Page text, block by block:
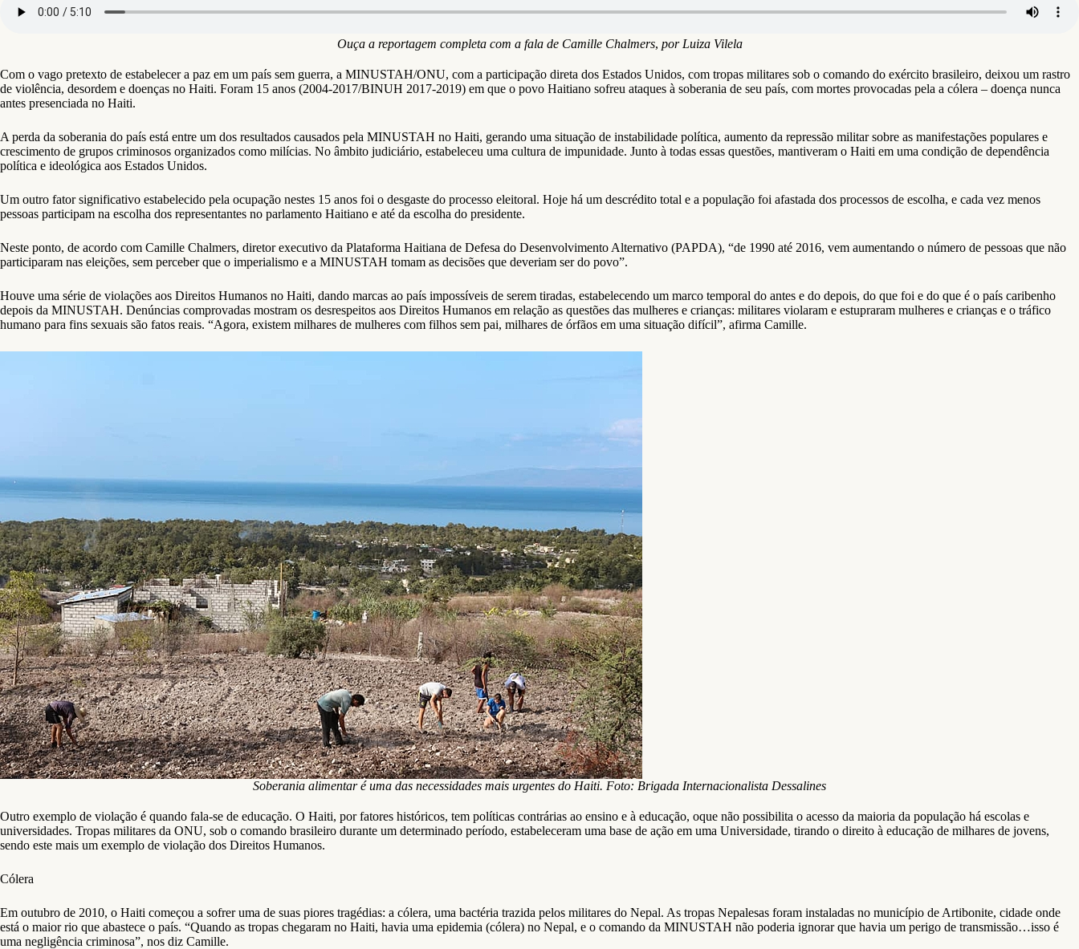
Ouça a reportagem completa com a fala de Camille Chalmers, por Luiza Vilela
Com o vago pretexto de estabelecer a paz em um país sem guerra, a MINUSTAH/ONU, com a participação direta dos Estados Unidos, com tropas militares sob o comando do exército brasileiro, deixou um rastro
de violência, desordem e doenças no Haiti. Foram 15 anos (2004-2017/BINUH 2017-2019) em que o povo Haitiano sofreu ataques à soberania de seu país, com mortes provocadas pela a cólera – doença nunca
antes presenciada no Haiti.
A perda da soberania do país está entre um dos resultados causados pela MINUSTAH no Haiti, gerando uma situação de instabilidade política, aumento da repressão militar sobre as manifestações populares e
crescimento de grupos criminosos organizados como milícias. No âmbito judiciário, estabeleceu uma cultura de impunidade. Junto à todas essas questões, mantiveram o Haiti em uma condição de dependência
política e ideológica aos Estados Unidos.
Um outro fator significativo estabelecido pela ocupação nestes 15 anos foi o desgaste do processo eleitoral. Hoje há um descrédito total e a população foi afastada dos processos de escolha, e cada vez menos
pessoas participam na escolha dos representantes no parlamento Haitiano e até da escolha do presidente.
Neste ponto, de acordo com Camille Chalmers, diretor executivo da Plataforma Haitiana de Defesa do Desenvolvimento Alternativo (PAPDA), “de 1990 até 2016, vem aumentando o número de pessoas que não
participaram nas eleições, sem perceber que o imperialismo e a MINUSTAH tomam as decisões que deveriam ser do povo”.
Houve uma série de violações aos Direitos Humanos no Haiti, dando marcas ao país impossíveis de serem tiradas, estabelecendo um marco temporal do antes e do depois, do que foi e do que é o país caribenho
depois da MINUSTAH. Denúncias comprovadas mostram os desrespeitos aos Direitos Humanos em relação as questões das mulheres e crianças: militares violaram e estupraram mulheres e crianças e o tráfico
humano para fins sexuais são fatos reais. “Agora, existem milhares de mulheres com filhos sem pai, milhares de órfãos em uma situação difícil”, afirma Camille.
Soberania alimentar é uma das necessidades mais urgentes do Haiti. Foto: Brigada Internacionalista Dessalines
Outro exemplo de violação é quando fala-se de educação. O Haiti, por fatores históricos, tem políticas contrárias ao ensino e à educação, oque não possibilita o acesso da maioria da população há escolas e
universidades. Tropas militares da ONU, sob o comando brasileiro durante um determinado período, estabeleceram uma base de ação em uma Universidade, tirando o direito à educação de milhares de jovens,
sendo este mais um exemplo de violação dos Direitos Humanos.
Cólera
Em outubro de 2010, o Haiti começou a sofrer uma de suas piores tragédias: a cólera, uma bactéria trazida pelos militares do Nepal. As tropas Nepalesas foram instaladas no município de Artibonite, cidade onde
está o maior rio que abastece o país. “Quando as tropas chegaram no Haiti, havia uma epidemia (cólera) no Nepal, e o comando da MINUSTAH não poderia ignorar que havia um perigo de transmissão…isso é
uma negligência criminosa”, nos diz Camille.